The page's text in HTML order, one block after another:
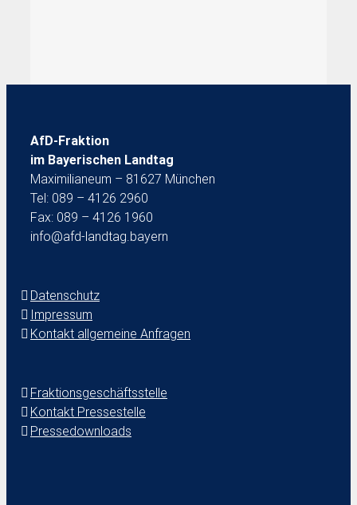
AfD-Fraktion
im Bayerischen Landtag
Maximilianeum – 81627 München
Tel: 089 – 4126 2960
Fax: 089 – 4126 1960
info@afd-landtag.bayern
Datenschutz
Impressum
Kontakt allgemeine Anfragen
Fraktionsgeschäftsstelle
Kontakt Pressestelle
Pressedownloads